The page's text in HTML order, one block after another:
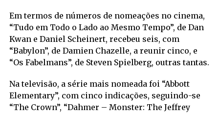
Em termos de números de nomeações no cinema,
“Tudo em Todo o Lado ao Mesmo Tempo”, de Dan
Kwan e Daniel Scheinert, recebeu seis, com
“Babylon”, de Damien Chazelle, a reunir cinco, e
“Os Fabelmans”, de Steven Spielberg, outras tantas.
Na televisão, a série mais nomeada foi “Abbott
Elementary”, com cinco indicações, seguindo-se
“The Crown”, “Dahmer – Monster: The Jeffrey